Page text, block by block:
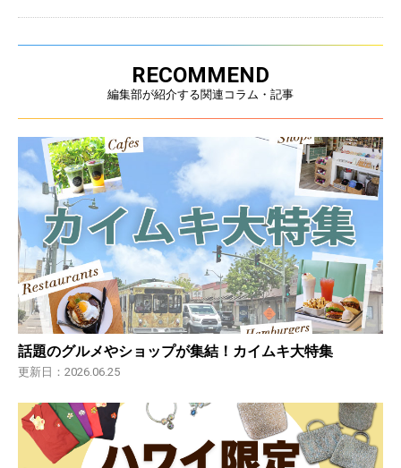
RECOMMEND
編集部が紹介する関連コラム・記事
話題のグルメやショップが集結！カイムキ大特集
更新日：2026.06.25